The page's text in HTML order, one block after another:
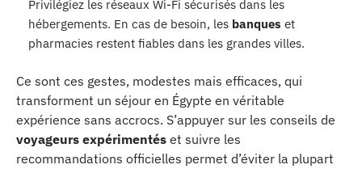
Privilégiez les réseaux Wi-Fi sécurisés dans les
hébergements. En cas de besoin, les banques et
pharmacies restent fiables dans les grandes villes.
Ce sont ces gestes, modestes mais efficaces, qui
transforment un séjour en Égypte en véritable
expérience sans accrocs. S’appuyer sur les conseils de
voyageurs expérimentés et suivre les
recommandations officielles permet d’éviter la plupart